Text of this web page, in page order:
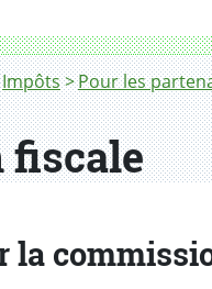
Impôts Pour les
fiscale
la